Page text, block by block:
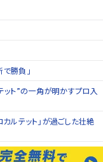
で勝負｣
ット”の一角が明かすプロ入
ルテット」が過ごした壮絶